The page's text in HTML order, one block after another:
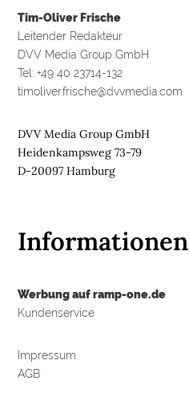
Tim-Oliver Frische
Leitender Redakteur
DVV Media Group GmbH
Tel: +49 40 23714-132
timoliver.frische@dvvmedia.com
DVV Media Group GmbH
Heidenkampsweg 73-79
D-20097 Hamburg
Informationen
Werbung auf ramp-one.de
Kundenservice
Impressum
AGB